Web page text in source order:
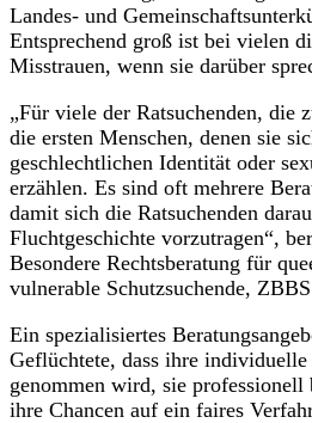
Landes- und
Entsprechend groß ist bei vielen
Misstrauen, wenn sie darüber
„Für viele der Ratsuchenden, die
die ersten Menschen, denen sie
geschlechtlichen Identität oder
erzählen. Es sind oft mehrere
damit sich die Ratsuchenden
Fluchtgeschichte vorzutragen“,
Besondere Rechtsberatung für
vulnerable Schutzsuchende,
Ein spezialisiertes
Geflüchtete, dass ihre
genommen wird, sie professionell
ihre Chancen auf ein faires